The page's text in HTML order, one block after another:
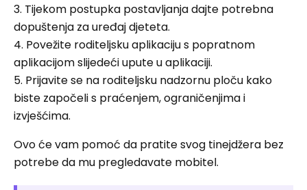
3. Tijekom postupka postavljanja dajte potrebna
dopuštenja za uređaj djeteta.
4. Povežite roditeljsku aplikaciju s popratnom
aplikacijom slijedeći upute u aplikaciji.
5. Prijavite se na roditeljsku nadzornu ploču kako
biste započeli s praćenjem, ograničenjima i
izvješćima.
Ovo će vam pomoć da pratite svog tinejdžera bez
potrebe da mu pregledavate mobitel.